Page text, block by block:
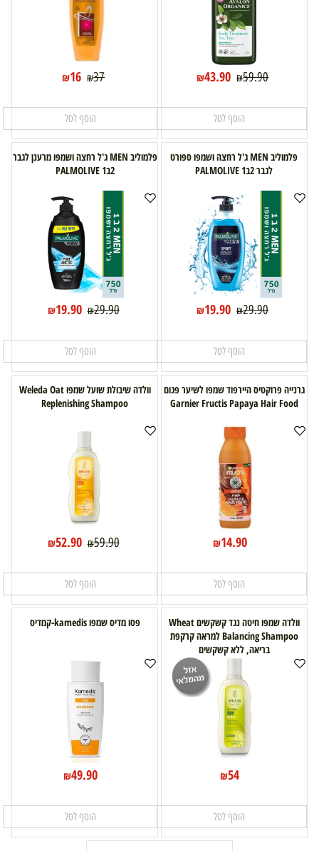
₪59.90
₪43.90
הוסף לסל
₪37
₪16
הוסף לסל
פלמוליב MEN ג'ל רחצה ושמפו ספורט
לגבר 2ב1 PALMOLIVE
₪29.90
₪19.90
הוסף לסל
פלמוליב MEN ג'ל רחצה ושמפו מרענן לגבר
2ב1 PALMOLIVE
₪29.90
₪19.90
הוסף לסל
גרנייה פרוקטיס היירפוד שמפו לשיער פגום
Garnier Fructis Papaya Hair Food
₪14.90
הוסף לסל
וולדה שיבולת שועל שמפו Weleda Oat
Replenishing Shampoo
₪59.90
₪52.90
הוסף לסל
וולדה שמפו חיטה נגד קשקשים Wheat
Balancing Shampoo למראה קרקפת
בריאה, ללא קשקשים
₪54
הוסף לסל
פסו מדיס שמפו kamedis-קמדיס
₪49.90
הוסף לסל